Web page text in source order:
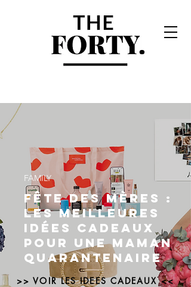
Fête des Mères :
les meilleures
idées cadeaux
pour une maman
quarantenaire
(comme nous) !
FAMILY
>> VOIR LES IDEES CADEAUX <<